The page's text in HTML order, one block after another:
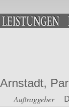
Arnstadt,
Auftraggeber